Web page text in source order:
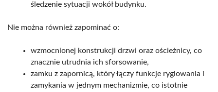
śledzenie sytuacji wokół budynku.
Nie można również zapominać o:
wzmocnionej konstrukcji drzwi oraz ościeżnicy, co
znacznie utrudnia ich sforsowanie,
zamku z zapornicą, który łączy funkcje ryglowania i
zamykania w jednym mechanizmie, co istotnie